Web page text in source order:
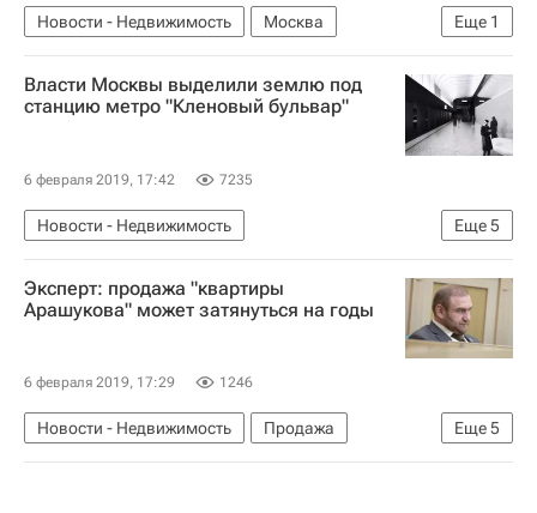
Еще 1
Новости - Недвижимость
Москва
Центр организации дорожного движения (ЦОДД)
Власти Москвы выделили землю под
станцию метро "Кленовый бульвар"
6 февраля 2019, 17:42 7235
Еще5
Новости - Недвижимость
Московский метрополитен
Москва
Земельные участки
Эксперт: продажа "квартиры
Арашукова" может затянуться на годы
6 февраля 2019, 17:29 1246
Еще5
Новости - Недвижимость
Продажа
Квартира
Рауф Арашуков